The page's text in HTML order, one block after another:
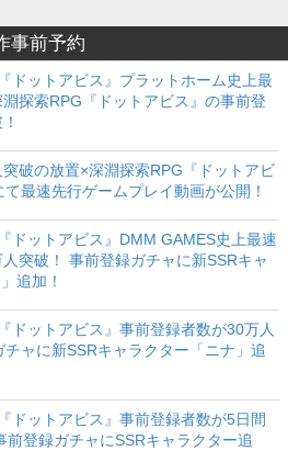
事前予約
ドットアビス』プラットホーム史上最
探索RPG『ドットアビス』の事前登
破の放置×深淵探索RPG『ドットアビ
最速先行ゲームプレイ動画が公開！
ドットアビス』DMM GAMES史上最速
突破！ 事前登録ガチャに新SSRキャ
追加！
ドットアビス』事前登録者数が30万人
ャに新SSRキャラクター「ニナ」追
ドットアビス』事前登録者数が5日間
前登録ガチャにSSRキャラクター追